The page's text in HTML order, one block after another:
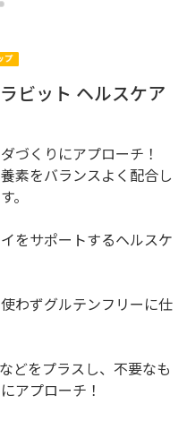
ビット ヘルスケア
づくりにアプローチ！
素をバランスよく配合し
。
をサポートするヘルスケ
わずグルテンフリーに仕
どをプラスし、不要なも
アプローチ！